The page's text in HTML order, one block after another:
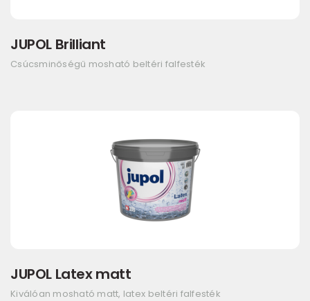
JUPOL Brilliant
Csúcsminőségű mosható beltéri falfesték
JUPOL Latex matt
Kiválóan mosható matt, latex beltéri falfesték